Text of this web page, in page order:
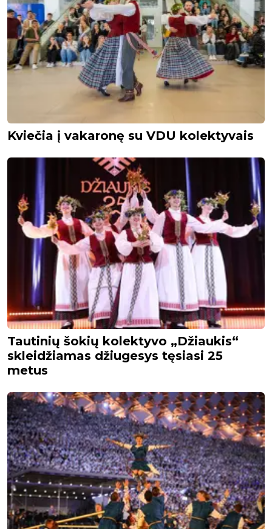
Kviečia į vakaronę su VDU kolektyvais
Tautinių šokių kolektyvo „Džiaukis“
skleidžiamas džiugesys tęsiasi 25
metus